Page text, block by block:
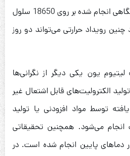
می‌شود. آزمایشات آزمایشگاهی انجام شده بر روی 18650 سلول
رویداد حرارتی می‌تواند دو روز
لیتیوم یون یکی دیگر از نگرانی‌ها
الکترولیت‌های قابل اشتعال غیر
توسط مواد افزودنی یا تولید
انجام می‌شود. همچنین تحقیقاتی
دماهای پایین انجام شده است. در